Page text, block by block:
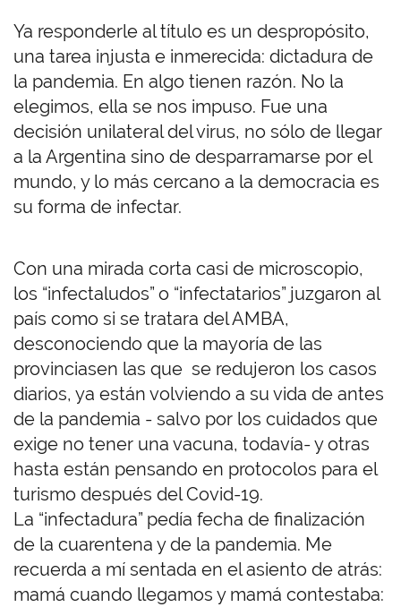
Ya responderle al título es un despropósito,
una tarea injusta e inmerecida: dictadura de
la pandemia. En algo tienen razón. No la
elegimos, ella se nos impuso. Fue una
decisión unilateral del virus, no sólo de llegar
a la Argentina sino de desparramarse por el
mundo, y lo más cercano a la democracia es
su forma de infectar.
Con una mirada corta casi de microscopio,
los “infectaludos” o “infectatarios” juzgaron al
país como si se tratara del AMBA,
desconociendo que la mayoría de las
provinciasen las que se redujeron los casos
diarios, ya están volviendo a su vida de antes
de la pandemia - salvo por los cuidados que
exige no tener una vacuna, todavía- y otras
hasta están pensando en protocolos para el
turismo después del Covid-19.
La “infectadura” pedía fecha de finalización
de la cuarentena y de la pandemia. Me
recuerda a mí sentada en el asiento de atrás:
mamá cuando llegamos y mamá contestaba: